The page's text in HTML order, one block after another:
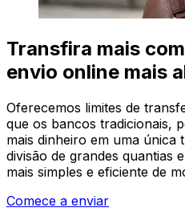
Transfira mais
envio online mais
Oferecemos limites de
que os bancos tradicionais,
mais dinheiro em uma única
divisão de grandes quantias
mais simples e eficiente de
Comece a enviar